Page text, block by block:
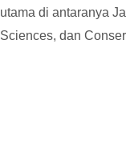
utama di antaranya
Sciences, dan